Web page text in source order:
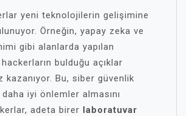
yeni teknolojilerin gelişimine
Örneğin, yapay zeka ve
gibi alanlarda yapılan
bulduğu açıklar
kazanıyor. Bu, siber güvenlik
daha iyi önlemler almasını
adeta birer laboratuvar